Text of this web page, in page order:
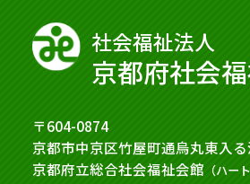
社会福祉法⼈
京都府社会
〒604-0874
京都市中京区竹屋町通烏丸東入
京都府立総合社会福祉会館 （ハー